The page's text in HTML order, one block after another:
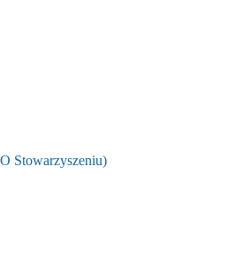
Stowarzyszeniu)